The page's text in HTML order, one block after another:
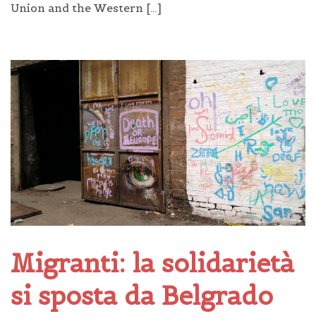
Union and the Western […]
Migranti: la solidarietà
si sposta da Belgrado